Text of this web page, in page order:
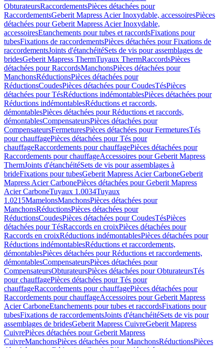
ObturateursRaccordementsPièces détachées pour
RaccordementsGeberit Mapress Acier Inoxydable, accessoiresPièces
détachées pour Geberit Mapress Acier Inoxydable,
accessoiresEtanchements pour tubes et raccordsFixations pour
tubesFixations de raccordementsPièces détachées pour Fixations de
raccordementsJoints d'étanchéitéSets de vis pour assemblages de
bridesGeberit Mapress ThermTuyaux ThermRaccordsPièces
détachées pour RaccordsManchonsPièces détachées pour
ManchonsRéductionsPièces détachées pour
RéductionsCoudesPièces détachées pour CoudesTésPièces
détachées pour TésRéductions indémontablesPièces détachées pour
Réductions indémontablesRéductions et raccords,
démontablesPièces détachées pour Réductions et raccords,
démontablesCompensateursPièces détachées pour
CompensateursFermeturesPièces détachées pour FermeturesTés
pour chauffagePièces détachées pour Tés pour
chauffageRaccordements pour chauffagePièces détachées pour
Raccordements pour chauffageAccessoires pour Geberit Mapress
ThermJoints d'étanchéitéSets de vis pour assemblages à
brideFixations pour tubesGeberit Mapress Acier CarboneGeberit
Mapress Acier CarbonePièces détachées pour Geberit Mapress
Acier CarboneTuyaux 1.0034Tuyaux
1.0215MamelonsManchonsPièces détachées pour
ManchonsRéductionsPièces détachées pour
RéductionsCoudesPièces détachées pour CoudesTésPièces
détachées pour TésRaccords en croixPièces détachées pour
Raccords en croixRéductions indémontablesPièces détachées pour
Réductions indémontablesRéductions et raccordements,
démontablesPièces détachées pour Réductions et raccordements,
démontablesCompensateursPièces détachées pour
CompensateursObturateursPièces détachées pour ObturateursTés
pour chauffagePièces détachées pour Tés pour
chauffageRaccordements pour chauffagePièces détachées pour
Raccordements pour chauffageAccessoires pour Geberit Mapress
Acier CarboneEtanchements pour tubes et raccordsFixations pour
tubesFixations de raccordementsJoints d'étanchéitéSets de vis pour
assemblages de bridesGeberit Mapress CuivreGeberit Mapress
CuivrePièces détachées pour Geberit Mapress
CuivreManchonsPièces détachées pour ManchonsRéductionsPièces